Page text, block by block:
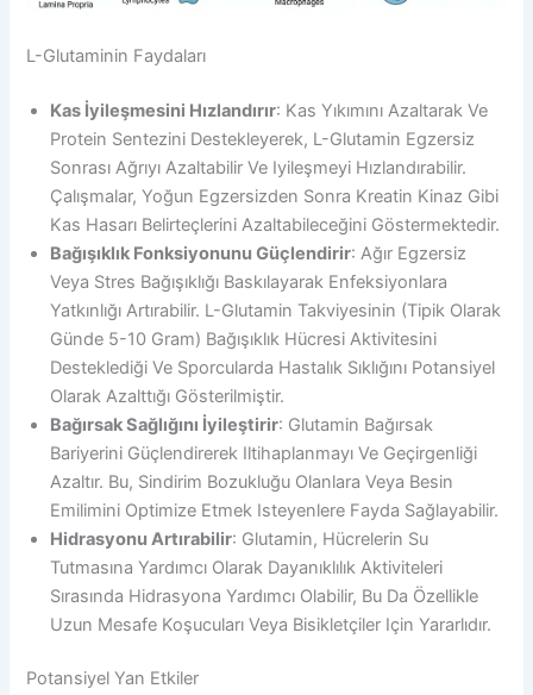
L-Glutaminin Faydaları
Kas İyileşmesini Hızlandırır: Kas Yıkımını Azaltarak Ve
Protein Sentezini Destekleyerek, L-Glutamin Egzersiz
Sonrası Ağrıyı Azaltabilir Ve Iyileşmeyi Hızlandırabilir.
Çalışmalar, Yoğun Egzersizden Sonra Kreatin Kinaz Gibi
Kas Hasarı Belirteçlerini Azaltabileceğini Göstermektedir.
Bağışıklık Fonksiyonunu Güçlendirir: Ağır Egzersiz
Veya Stres Bağışıklığı Baskılayarak Enfeksiyonlara
Yatkınlığı Artırabilir. L-Glutamin Takviyesinin (tipik Olarak
Günde 5-10 Gram) Bağışıklık Hücresi Aktivitesini
Desteklediği Ve Sporcularda Hastalık Sıklığını Potansiyel
Olarak Azalttığı Gösterilmiştir.
Bağırsak Sağlığını İyileştirir: Glutamin Bağırsak
Bariyerini Güçlendirerek Iltihaplanmayı Ve Geçirgenliği
Azaltır. Bu, Sindirim Bozukluğu Olanlara Veya Besin
Emilimini Optimize Etmek Isteyenlere Fayda Sağlayabilir.
Hidrasyonu Artırabilir: Glutamin, Hücrelerin Su
Tutmasına Yardımcı Olarak Dayanıklılık Aktiviteleri
Sırasında Hidrasyona Yardımcı Olabilir, Bu Da Özellikle
Uzun Mesafe Koşucuları Veya Bisikletçiler Için Yararlıdır.
Potansiyel Yan Etkiler